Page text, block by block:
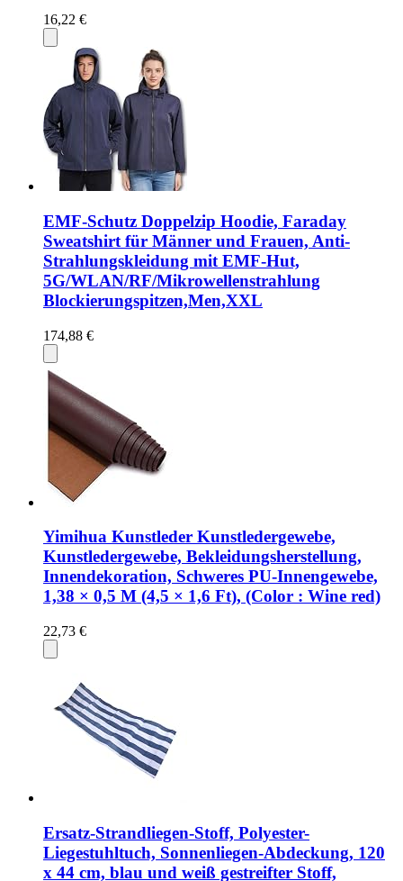
16,22 €
EMF-Schutz Doppelzip Hoodie, Faraday
Sweatshirt für Männer und Frauen, Anti-
Strahlungskleidung mit EMF-Hut,
5G/WLAN/RF/Mikrowellenstrahlung
Blockierungspitzen,Men,XXL
174,88 €
Yimihua Kunstleder Kunstledergewebe,
Kunstledergewebe, Bekleidungsherstellung,
Innendekoration, Schweres PU-Innengewebe,
1,38 × 0,5 M (4,5 × 1,6 Ft), (Color : Wine red)
22,73 €
Ersatz-Strandliegen-Stoff, Polyester-
Liegestuhltuch, Sonnenliegen-Abdeckung, 120
x 44 cm, blau und weiß gestreifter Stoff,